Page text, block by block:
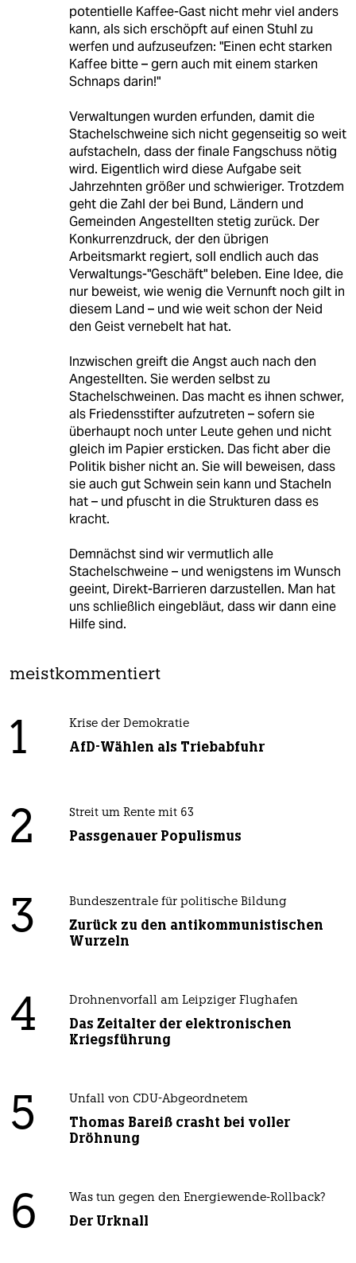
potentielle Kaffee-Gast nicht mehr viel anders
kann, als sich erschöpft auf einen Stuhl zu
werfen und aufzuseufzen: "Einen echt starken
Kaffee bitte – gern auch mit einem starken
Schnaps darin!"
Verwaltungen wurden erfunden, damit die
Stachelschweine sich nicht gegenseitig so weit
aufstacheln, dass der finale Fangschuss nötig
wird. Eigentlich wird diese Aufgabe seit
Jahrzehnten größer und schwieriger. Trotzdem
geht die Zahl der bei Bund, Ländern und
Gemeinden Angestellten stetig zurück. Der
Konkurrenzdruck, der den übrigen
Arbeitsmarkt regiert, soll endlich auch das
Verwaltungs-"Geschäft" beleben. Eine Idee, die
nur beweist, wie wenig die Vernunft noch gilt in
diesem Land – und wie weit schon der Neid
den Geist vernebelt hat hat.
Inzwischen greift die Angst auch nach den
Angestellten. Sie werden selbst zu
Stachelschweinen. Das macht es ihnen schwer,
als Friedensstifter aufzutreten – sofern sie
überhaupt noch unter Leute gehen und nicht
gleich im Papier ersticken. Das ficht aber die
Politik bisher nicht an. Sie will beweisen, dass
sie auch gut Schwein sein kann und Stacheln
hat – und pfuscht in die Strukturen dass es
kracht.
Demnächst sind wir vermutlich alle
Stachelschweine – und wenigstens im Wunsch
geeint, Direkt-Barrieren darzustellen. Man hat
uns schließlich eingebläut, dass wir dann eine
Hilfe sind.
meistkommentiert
1 Krise der Demokratie
AfD-Wählen als Triebabfuhr
2 Streit um Rente mit 63
Passgenauer Populismus
3 Bundeszentrale für politische Bildung
Zurück zu den antikommunistischen
Wurzeln
4 Drohnenvorfall am Leipziger Flughafen
Das Zeitalter der elektronischen
Kriegsführung
5 Unfall von CDU-Abgeordnetem
Thomas Bareiß crasht bei voller
Dröhnung
6 Was tun gegen den Energiewende-Rollback?
Der Urknall